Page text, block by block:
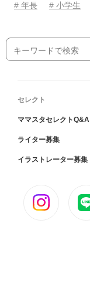
# 年長
# 小学生
セレクト
ママスタセレクトQ&A
ライター募集
イラストレーター募集